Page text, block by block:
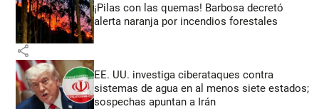
¡Pilas con las quemas! Barbosa decretó
alerta naranja por incendios forestales
share
EE. UU. investiga ciberataques contra
sistemas de agua en al menos siete estados;
sospechas apuntan a Irán